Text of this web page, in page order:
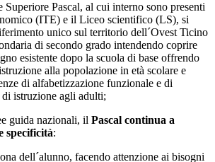
Pascal, al cui interno sono presenti
(ITE) e il Liceo scientifico (LS), si
unico sul territorio dell´Ovest Ticino
di secondo grado intendendo coprire
esistente dopo la scuola di base offrendo
alla popolazione in età scolare e
di alfabetizzazione funzionale e di
istruzione agli adulti;
guida nazionali, il Pascal continua a
specificità:
dell´alunno, facendo attenzione ai bisogni